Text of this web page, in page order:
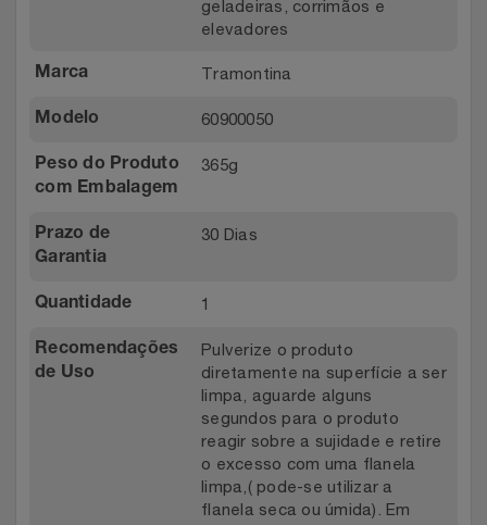
geladeiras, corrimãos e
elevadores
Marca Tramontina
Modelo 60900050
Peso do Produto
com Embalagem
365g
Prazo de
Garantia
30 Dias
Quantidade 1
Recomendações
de Uso
Pulverize o produto
diretamente na superfície a ser
limpa, aguarde alguns
segundos para o produto
reagir sobre a sujidade e retire
o excesso com uma flanela
limpa,( pode-se utilizar a
flanela seca ou úmida). Em